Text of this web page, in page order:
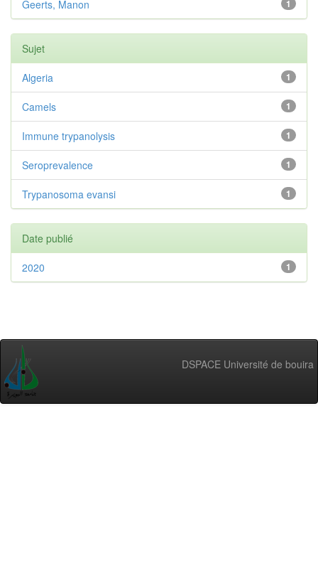
1
Geerts, Manon
Sujet
1
Algeria
1
Camels
1
Immune trypanolysis
1
Seroprevalence
1
Trypanosoma evansi
Date publié
1
2020
DSPACE Université de bouira